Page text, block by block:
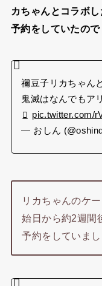
カちゃんとコラボ
予約をしていたので
禰豆子リカちゃん
鬼滅はなんでもア
pic.twitter.com/
— おしん
リカちゃんのケ
始日から約2週間
予約をしていまし